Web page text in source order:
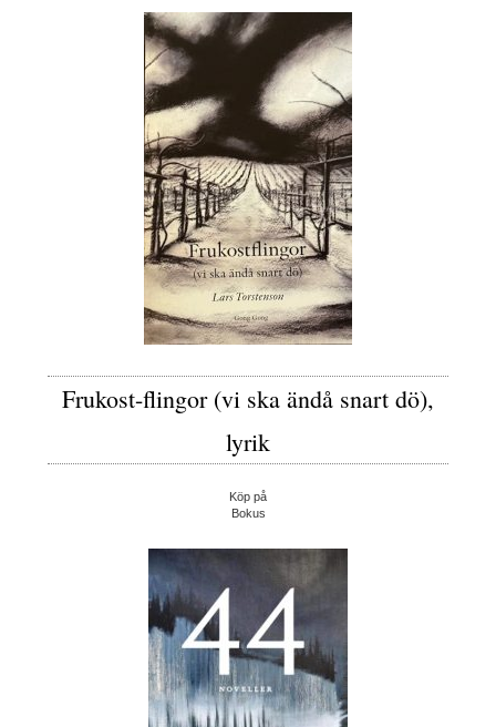
Frukost-flingor (vi ska ändå snart dö),
lyrik
Köp på
Bokus